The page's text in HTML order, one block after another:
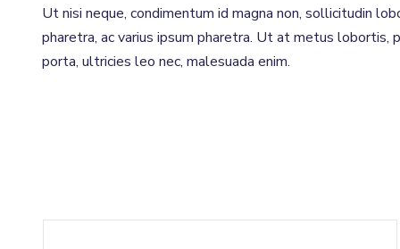
Ut nisi neque, condimentum id magna non, sollicitudin
pharetra, ac varius ipsum pharetra. Ut at metus
porta, ultricies leo nec, malesuada enim.